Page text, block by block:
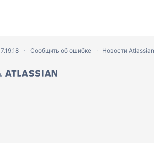
7.19.18 Сообщить об ошибке Новости Atlassian